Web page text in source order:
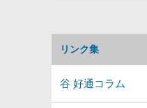
リンク集
谷 好通コラム